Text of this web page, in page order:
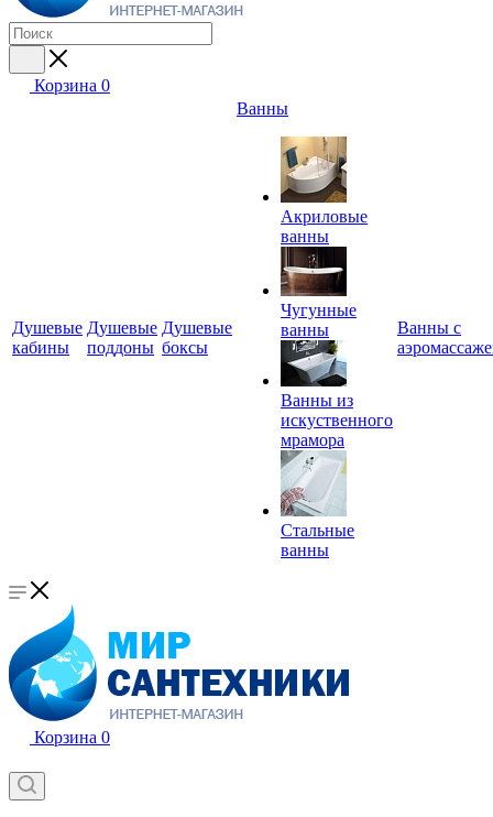
Корзина 0
Душевые
кабины
Душевые
поддоны
Душевые
боксы
Ванны
Акриловые
ванны
Чугунные
ванны
Ванны из
искуственного
мрамора
Стальные
ванны
Ванны с
Корзина 0